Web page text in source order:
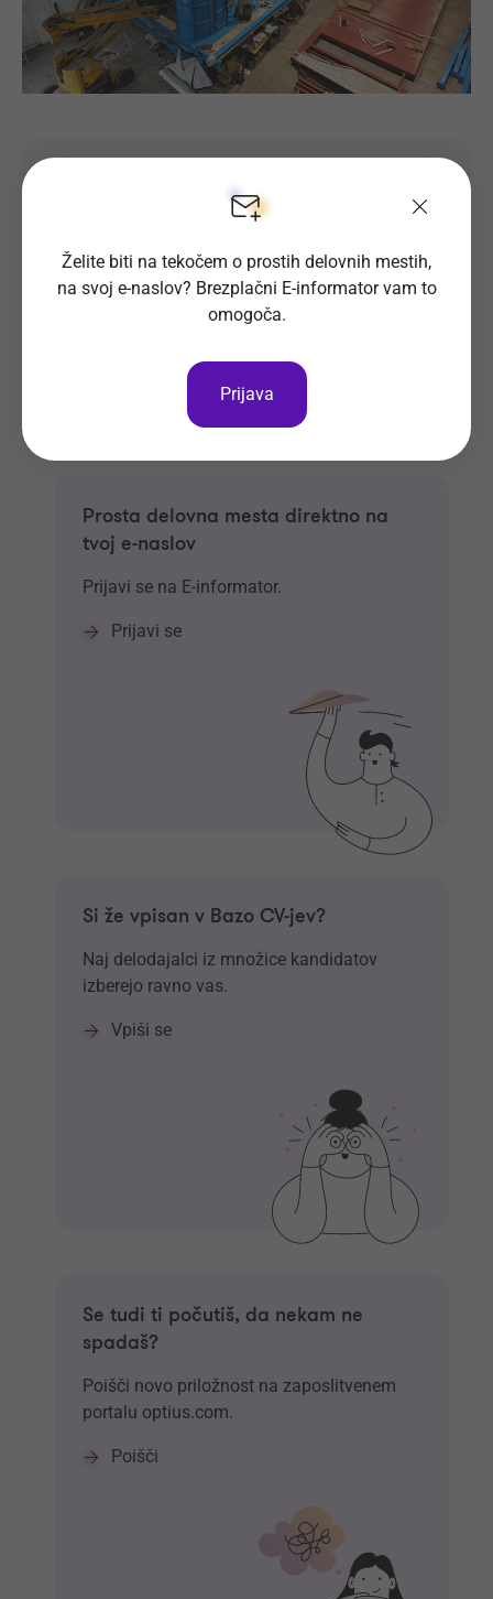
Prijava na delovno mesto
Prosta delovna mesta direktno na
tvoj e-naslov
Prijavi se na E-informator.
Prijavi se
Si že vpisan v Bazo CV-jev?
Naj delodajalci iz množice kandidatov
izberejo ravno vas.
Vpiši se
Se tudi ti počutiš, da nekam ne
spadaš?
Poišči novo priložnost na zaposlitvenem
portalu optius.com.
Poišči
Želite biti na tekočem o prostih delovnih mestih,
na svoj e-naslov? Brezplačni E-informator vam to
omogoča.
Prijava